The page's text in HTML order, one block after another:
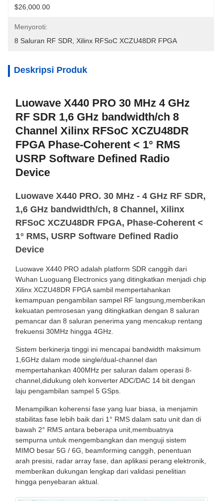
$26,000.00
Menyoroti:
8 Saluran RF SDR
Xilinx RFSoC XCZU48DR FPGA
Deskripsi Produk
Luowave X440 PRO 30 MHz 4 GHz
RF SDR 1,6 GHz bandwidth/ch 8
Channel Xilinx RFSoC XCZU48DR
FPGA Phase-Coherent < 1° RMS
USRP Software Defined Radio
Device
Luowave X440 PRO. 30 MHz - 4 GHz RF SDR,
1,6 GHz bandwidth/ch, 8 Channel, Xilinx
RFSoC XCZU48DR FPGA, Phase-Coherent <
1° RMS, USRP Software Defined Radio
Device
Luowave X440 PRO adalah platform SDR canggih dari
Wuhan Luoguang Electronics yang ditingkatkan menjadi chip
Xilinx XCZU48DR FPGA sambil mempertahankan
kemampuan pengambilan sampel RF langsung,memberikan
kekuatan pemrosesan yang ditingkatkan dengan 8 saluran
pemancar dan 8 saluran penerima yang mencakup rentang
frekuensi 30MHz hingga 4GHz.
Sistem berkinerja tinggi ini mencapai bandwidth maksimum
1,6GHz dalam mode single/dual-channel dan
mempertahankan 400MHz per saluran dalam operasi 8-
channel,didukung oleh konverter ADC/DAC 14 bit dengan
laju pengambilan sampel 5 GSps.
Menampilkan koherensi fase yang luar biasa, ia menjamin
stabilitas fase lebih baik dari 1° RMS dalam satu unit dan di
bawah 2° RMS antara beberapa unit,membuatnya
sempurna untuk mengembangkan dan menguji sistem
MIMO besar 5G / 6G, beamforming canggih, penentuan
arah presisi, radar array fase, dan aplikasi perang elektronik,
memberikan dukungan lengkap dari validasi penelitian
hingga penyebaran aktual.